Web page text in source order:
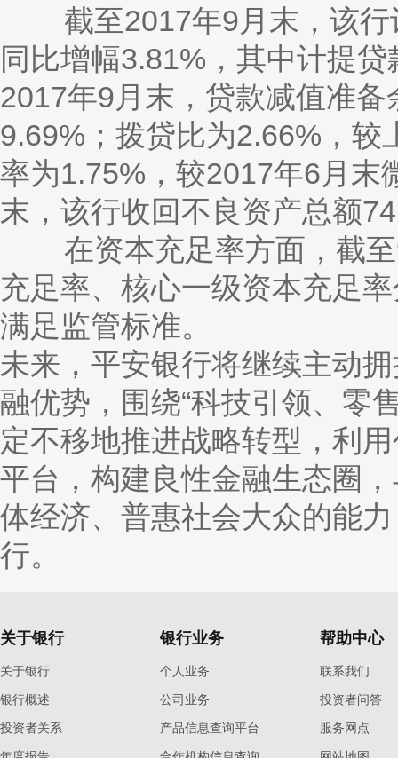
截至2017年9月末，该
同比增幅3.81%，其中计提
2017年9月末，贷款减值准
9.69%；拨贷比为2.66%，
率为1.75%，较2017年6月末
末，该行收回不良资产总额
在资本充足率方面，截至
充足率、核心一级资本充足
满足监管标准。
未来，平安银行将继续主动
融优势，围绕“科技引领、零
定不移地推进战略转型，利
平台，构建良性金融生态圈
体经济、普惠社会大众的能
行。
关于银行
关于银行
银行概述
投资者关系
银行业务
个人业务
公司业务
产品信息查询平台
帮助中心
联系我们
投资者问答
服务网点